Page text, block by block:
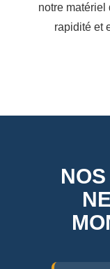
notre matériel
rapidité et